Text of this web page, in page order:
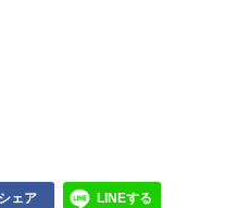
シェア LINEする